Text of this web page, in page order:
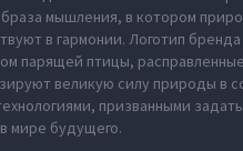
мышления, в котором
в гармонии. Логотип
парящей птицы,
великую силу природы в
призванными
мире будущего.